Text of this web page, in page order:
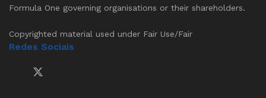
Formula One governing organisations or their shareholders.
Copyrighted material used under Fair Use/Fair
Redes Sociais